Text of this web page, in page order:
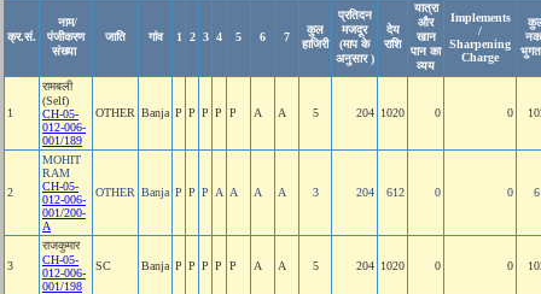
क्र.सं.
नाम/
पंजीकरण
संख्या
जाति गांव 1 2 3 4 5 6 7
कुल
हाजिरी
प्रतिदन
मजदूर
(माप के
अनुसार )
देय
राशि
यात्रा
और
खान
पान का
व्यय
Implements
/
Sharpening
Charge
1
रामबली
(Self)
CH-05-
012-006-
001/189
OTHER Banja P P P P P A A 5 204 1020 0 0
2
MOHIT
RAM
CH-05-
012-006-
001/200-
A
OTHER Banja P P P A A A A 3 204 612 0 0
3
राजकुमार
CH-05-
012-006-
001/198
SC Banja P P P P P A A 5 204 1020 0 0